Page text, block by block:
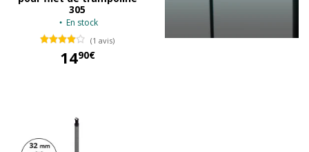
305
En stock
(1 avis)
1490€